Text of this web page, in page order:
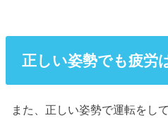
正しい姿勢でも疲労
また、正しい姿勢で運転をし